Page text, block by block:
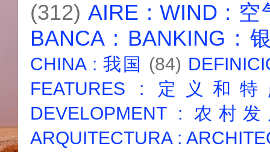
(312) AIRE : WIND : 空
BANCA : BANKING :
CHINA : 我国 (84)
FEATURES : 定义和
DEVELOPMENT : 农村
ARQUITECTURA :